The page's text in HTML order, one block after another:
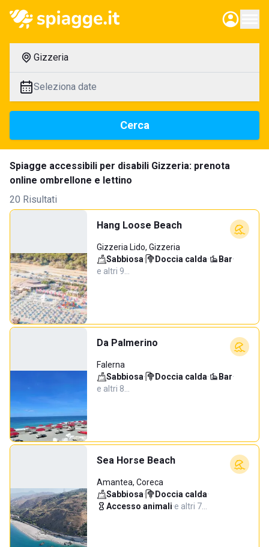
Gizzeria
Seleziona date
Cerca
Spiagge accessibili per disabili Gizzeria: prenota
online ombrellone e lettino
20 Risultati
Hang Loose Beach
Gizzeria Lido, Gizzeria
Sabbiosa· Doccia calda· Bar·
e altri 9…
Da Palmerino
Falerna
Sabbiosa· Doccia calda· Bar·
e altri 8…
Sea Horse Beach
Amantea, Coreca
Sabbiosa· Doccia calda·
Accesso animali·e altri 7…